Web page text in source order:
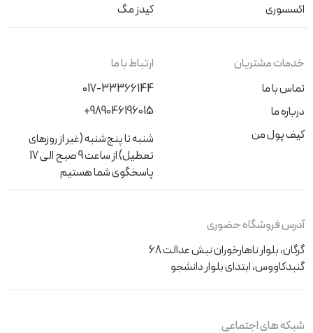
اکسسوری
کیدز مگ
خدمات مشتریان
تماس با ما
درباره ما
کیف پول من
ارتباط با ما
017-33366144
+989046196015
شنبه تا پنج‌شنبه (غیر از روزهای
تعطیل) از ساعت 9 صبح الی 17
پاسخگوی شما هستیم
آدرس فروشگاه حضوری
گرگان، بلوار ناهارخوران نبش عدالت 68
گنبدکاووس، ابتدای بلوار دانشجو
شبکه های اجتماعی